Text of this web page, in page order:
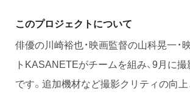
このプロジェクトについて
俳優の川崎裕也・映画監督の山科晃一・
トKASANETEがチームを組み、9月に
です。追加機材など撮影クリティの向上